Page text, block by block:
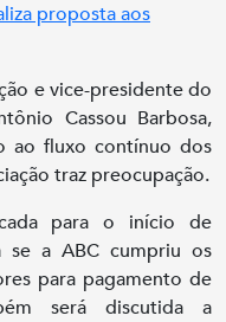
proposta aos
e vice-presidente do
Cassou Barbosa,
ao fluxo contínuo dos
traz preocupação.
para o início de
se a ABC cumpriu os
para pagamento de
será discutida a